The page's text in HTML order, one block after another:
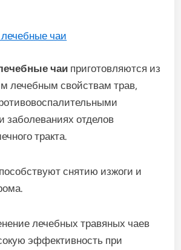
чаи приготовляются из
лечебным свойствам трав,
заболеваниях отделов
тракта.
снятию изжоги и
лечебных травяных чаев
эффективность при